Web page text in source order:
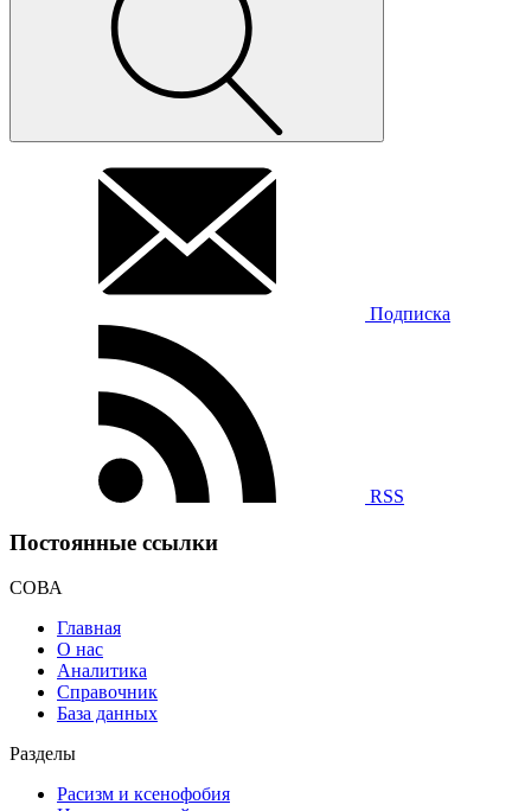
Подписка
RSS
Постоянные ссылки
СОВА
Главная
О нас
Аналитика
Справочник
База данных
Разделы
Расизм и ксенофобия